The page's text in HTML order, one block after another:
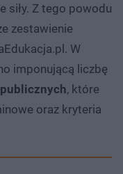
siły. Z tego powodu
zestawienie
W
imponującą liczbę
, które
oraz kryteria